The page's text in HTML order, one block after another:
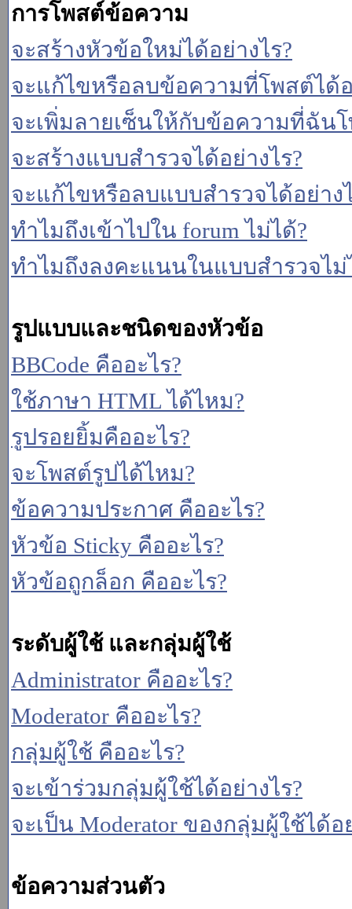
การโพสต์ข้อความ
จะสร้างหัวข้อใหม่ได้อย่างไร?
จะแก้ไขหรือลบข้อความที่โพสต์ได้อ
จะเพิ่มลายเซ็นให้กับข้อความที่ฉันโ
จะสร้างแบบสำรวจได้อย่างไร?
จะแก้ไขหรือลบแบบสำรวจได้อย่าง
ทำไมถึงเข้าไปใน forum ไม่ได้?
ทำไมถึงลงคะแนนในแบบสำรวจไม่
รูปแบบและชนิดของหัวข้อ
BBCode คืออะไร?
ใช้ภาษา HTML ได้ไหม?
รูปรอยยิ้มคืออะไร?
จะโพสต์รูปได้ไหม?
ข้อความประกาศ คืออะไร?
หัวข้อ Sticky คืออะไร?
หัวข้อถูกล็อก คืออะไร?
ระดับผู้ใช้ และกลุ่มผู้ใช้
Administrator คืออะไร?
Moderator คืออะไร?
กลุ่มผู้ใช้ คืออะไร?
จะเข้าร่วมกลุ่มผู้ใช้ได้อย่างไร?
จะเป็น Moderator ของกลุ่มผู้ใช้ได้อ
ข้อความส่วนตัว